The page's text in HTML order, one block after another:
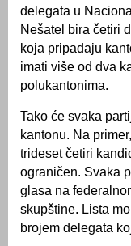
delegata u
Nešatel bira četiri
koja pripadaju
imati više od dva
polukantonima.
Tako će svaka
kantonu. Na
trideset četiri
ograničen. Svaka
glasa na
skupštine. Lista
brojem delegata